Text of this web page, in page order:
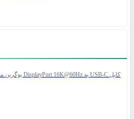
کابل USB-C به DisplayPort 16K@60Hz یوگرین مدل CM707 65983 طول 1.5 متر